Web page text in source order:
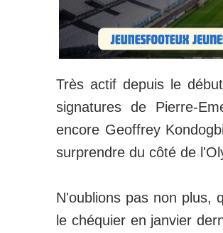
Très actif depuis le
signatures de Pierre-
encore Geoffrey
surprendre du côté de
N'oublions pas non plus,
le chéquier en janvier